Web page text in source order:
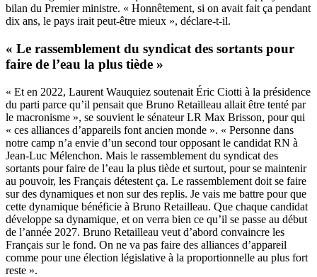
bilan du Premier ministre. « Honnêtement, si on avait fait ça pendant
dix ans, le pays irait peut-être mieux », déclare-t-il.
« Le rassemblement du syndicat des sortants pour
faire de l’eau la plus tiède »
« Et en 2022, Laurent Wauquiez soutenait Éric Ciotti à la présidence
du parti parce qu’il pensait que Bruno Retailleau allait être tenté par
le macronisme », se souvient le sénateur LR Max Brisson, pour qui
« ces alliances d’appareils font ancien monde ». « Personne dans
notre camp n’a envie d’un second tour opposant le candidat RN à
Jean-Luc Mélenchon. Mais le rassemblement du syndicat des
sortants pour faire de l’eau la plus tiède et surtout, pour se maintenir
au pouvoir, les Français détestent ça. Le rassemblement doit se faire
sur des dynamiques et non sur des replis. Je vais me battre pour que
cette dynamique bénéficie à Bruno Retailleau. Que chaque candidat
développe sa dynamique, et on verra bien ce qu’il se passe au début
de l’année 2027. Bruno Retailleau veut d’abord convaincre les
Français sur le fond. On ne va pas faire des alliances d’appareil
comme pour une élection législative à la proportionnelle au plus fort
reste ».